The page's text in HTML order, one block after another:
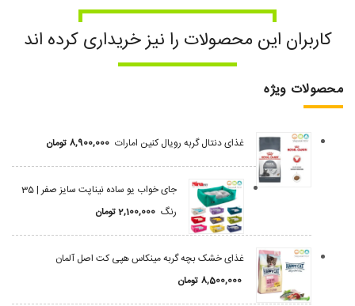
کاربران این محصولات را نیز خریداری کرده اند
محصولات ویژه
غذای دنتال گربه رویال کنین امارات 8,900,000 تومان
جای خواب یو ساده نیناپت سایز صفر | 35
رنگ 2,100,000تومان
غذای خشک بچه گربه مینکاس هپی کت اصل آلمان
8,500,000 تومان